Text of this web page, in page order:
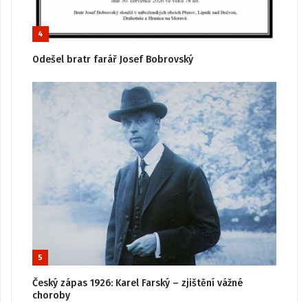
4
Odešel bratr farář Josef Bobrovský
5
Český zápas 1926: Karel Farský – zjištění vážné
choroby